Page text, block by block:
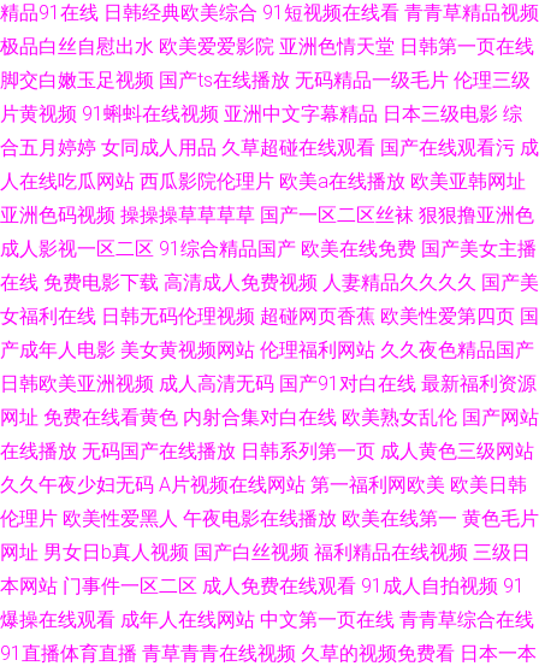
精品国偷自产国产一级 狠狠干六月天婷婷综合 www香蕉av网 亚洲欧美主播
另类 91网片 91尤物福利视频 不卡17区 草莓视频黄免费下载 超碰97青青草
a久草在线 高清免费国产 国产精品国产专区国产 国产精品欧美中文 国产黄色
在一区二区 狼人久久99综合 www色逼 白丝喷浆在线观看 国产欧美日韩精品
成人 免费产品精品精品综合 日本污污网站 日韩中文无码网址 三级片久久产
性欧美21 黑人狠狠干 色婷婷人妻在线精品 51免费在线视频 黄色91精品 麻
豆免费在线精品第一页 欧美日韩久久久久久蜜桃 美日欧韩在线 开心激情社
区 九州av资源站在线观看 九九操B 久久久成人网 久伊人网久伊人网 黄色五
級片 欧美日韩孕妇最黄 屁屁影视6 日本蜜桃网 欧美日韩综合国产中字 成人
午夜一区二区 人人干人人操人人看 91国产麻豆 女同在线看 www熟女阿av
国产情趣视频在线观看一区二区 人妖泰国自慰网站 国产成人盗摄一区二区
精品91在线 日韩经典欧美综合 91短视频在线看 青青草精品视频
极品白丝自慰出水 欧美爱爱影院 亚洲色情天堂 日韩第一页在线
脚交白嫩玉足视频 国产ts在线播放 无码精品一级毛片 伦理三级
片黄视频 91蝌蚪在线视频 亚洲中文字幕精品 日本三级电影 综
合五月婷婷 女同成人用品 久草超碰在线观看 国产在线观看污 成
人在线吃瓜网站 西瓜影院伦理片 欧美a在线播放 欧美亚韩网址
亚洲色码视频 操操操草草草草 国产一区二区丝袜 狠狠撸亚洲色
成人影视一区二区 91综合精品国产 欧美在线免费 国产美女主播
在线 免费电影下载 高清成人免费视频 人妻精品久久久久 国产美
女福利在线 日韩无码伦理视频 超碰网页香蕉 欧美性爱第四页 国
产成年人电影 美女黄视频网站 伦理福利网站 久久夜色精品国产
日韩欧美亚洲视频 成人高清无码 国产91对白在线 最新福利资源
网址 免费在线看黄色 内射合集对白在线 欧美熟女乱伦 国产网站
在线播放 无码国产在线播放 日韩系列第一页 成人黄色三级网站
久久午夜少妇无码 A片视频在线网站 第一福利网欧美 欧美日韩
伦理片 欧美性爱黑人 午夜电影在线播放 欧美在线第一 黄色毛片
网址 男女日b真人视频 国产白丝视频 福利精品在线视频 三级日
本网站 门事件一区二区 成人免费在线观看 91成人自拍视频 91
爆操在线观看 成年人在线网站 中文第一页在线 青青草综合在线
91直播体育直播 青草青青在线视频 久草的视频免费看 日本一本